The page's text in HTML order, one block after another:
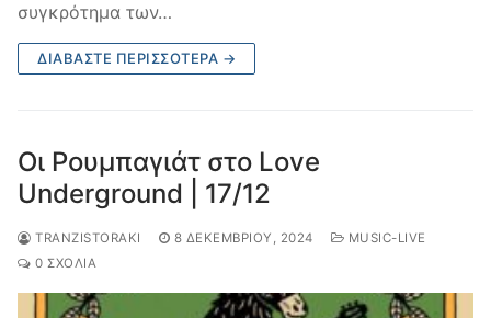
συγκρότημα των…
ΔΙΑΒΆΣΤΕ ΠΕΡΙΣΣΌΤΕΡΑ →
Οι Ρουμπαγιάτ στο Love
Underground | 17/12
TRANZISTORAKI 8 ΔΕΚΕΜΒΡΊΟΥ, 2024
MUSIC-LIVE
0 ΣΧΌΛΙΑ